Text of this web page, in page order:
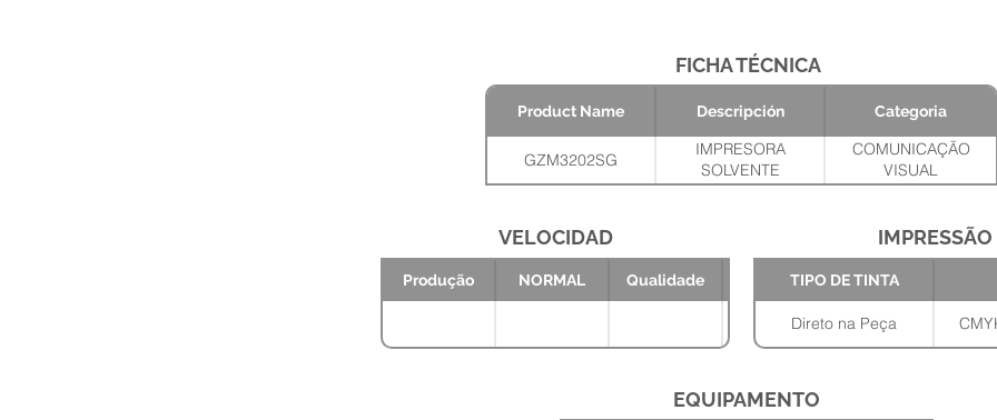
FICHA TÉCNICA
Product Name Descripción Categoria
GZM3202SG
IMPRESORA
SOLVENTE
3.2m/2xStarfire head
COMUNICAÇÃO
VISUAL
VELOCIDAD
Produção NORMAL Qualidade
MAXIMO
Tamanho e
peso do
equipamento
200 Kg
129 x 129 x 86
cm
IMPRESSÃO
TIPO DE TINTA
Direto na Peça
EQUIPAMENTO